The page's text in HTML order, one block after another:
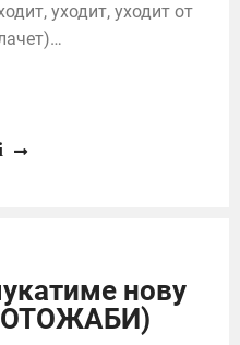
уходит, уходит от
нову